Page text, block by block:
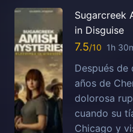
Sugarcreek
in Disguise
7.5 1h
Después
años de
dolorosa
cuando su
Chicago y